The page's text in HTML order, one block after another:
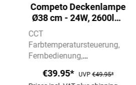
Competo Deckenlampe
Ø38 cm - 24W, 2600lm,
Fernbedienung, CCT
Warm-Neutralweiß,
Nickel-Matt
CCT
Farbtemperatursteuerung
Fernbedienung
€39.95* UVP€49.95*